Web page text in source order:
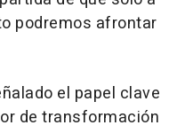
podremos afrontar
el papel clave
de transformación